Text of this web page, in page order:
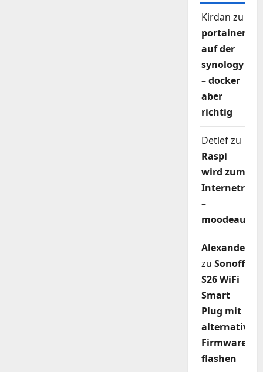
Kirdan zu
portainer
auf der
synology
– docker
aber
richtig
Detlefzu
Raspi
wird zum
–
moodeaudio
Alexander
zu Sonoff
S26 WiFi
Smart
Plug mit
alternativer
Firmware
flashen